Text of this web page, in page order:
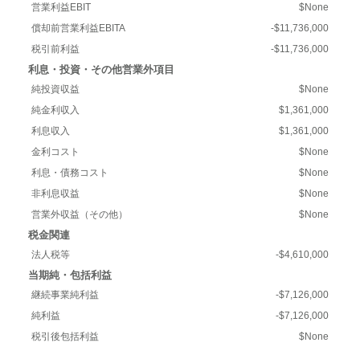
営業利益EBIT
$None
償却前営業利益EBITA
-$11,736,000
税引前利益
-$11,736,000
利息・投資・その他営業外項目
純投資収益
$None
純金利収入
$1,361,000
利息収入
$1,361,000
金利コスト
$None
利息・債務コスト
$None
非利息収益
$None
営業外収益（その他）
$None
税金関連
法人税等 -$4,610,000
当期純・包括利益
継続事業純利益
-$7,126,000
純利益
-$7,126,000
税引後包括利益
$None